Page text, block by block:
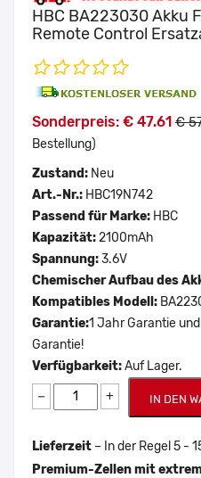
HBC BA223030 Akku
Remote Control
Sonderpreis: € 47.61 €
Bestellung)
Zustand: Neu
Art.-Nr.: HBC19N742
Passend für Marke: HBC
Kapazität:2100mAh
Spannung:3.6V
Chemischer Aufbau des
Kompatibles Modell:
Garantie:1 Jahr Garantie
Garantie!
Verfügbarkeit:Auf Lager.
− + IN DEN
Lieferzeit – In der Regel 5 -
Premium-Zellen mit